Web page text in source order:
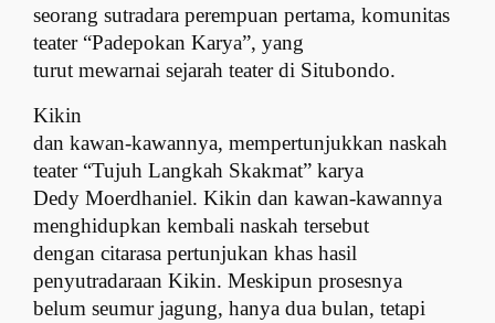
seorang sutradara perempuan pertama, komunitas
teater “Padepokan Karya”, yang
turut mewarnai sejarah teater di Situbondo.
Kikin
dan kawan-kawannya, mempertunjukkan naskah
teater “Tujuh Langkah Skakmat” karya
Dedy Moerdhaniel. Kikin dan kawan-kawannya
menghidupkan kembali naskah tersebut
dengan citarasa pertunjukan khas hasil
penyutradaraan Kikin. Meskipun prosesnya
belum seumur jagung, hanya dua bulan, tetapi